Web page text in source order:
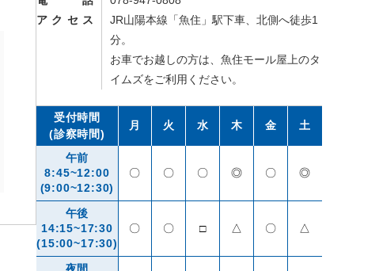
アクセス
JR山陽本線「魚住」駅下車、北側へ徒歩1
分。
お車でお越しの方は、魚住モール屋上のタ
イムズをご利用ください。